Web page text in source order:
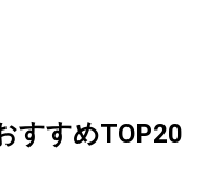
すすめTOP20